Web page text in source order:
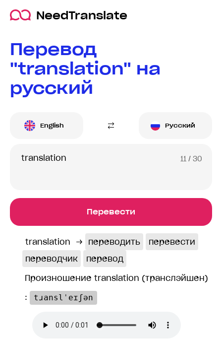
NeedTranslate
Перевод
"translation" на
русский
English Русский
11 / 30
Перевести
translation → переводить
перевести
переводчик
перевод
Произношение translation (транслэйшен)
:
tɹanslˈeɪʃən